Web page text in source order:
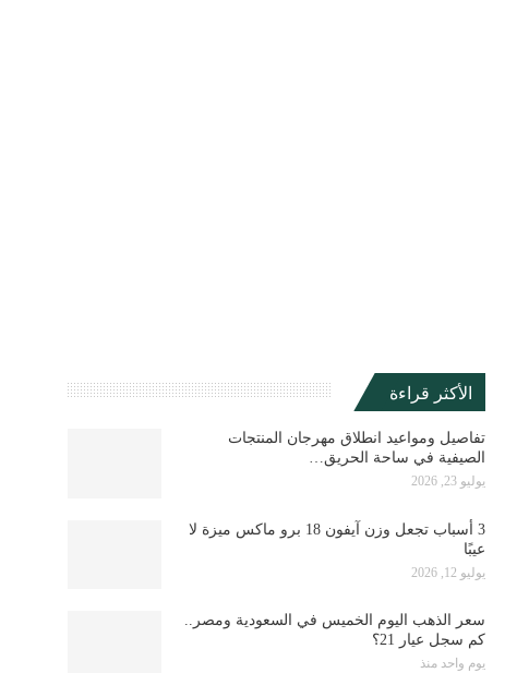
الأكثر قراءة
تفاصيل ومواعيد انطلاق مهرجان المنتجات
الصيفية في ساحة الحريق…
يوليو 23, 2026
3 أسباب تجعل وزن آيفون 18 برو ماكس ميزة لا
عيبًا
يوليو 12, 2026
سعر الذهب اليوم الخميس في السعودية ومصر..
كم سجل عيار 21؟
يوم واحد منذ